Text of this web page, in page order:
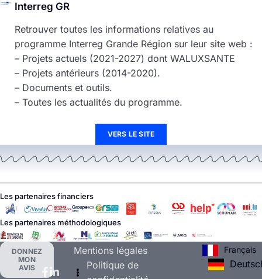
Interreg GR
Retrouver toutes les informations relatives au
programme Interreg Grande Région sur leur site web :
– Projets actuels (2021-2027) dont WALUXSANTE
– Projets antérieurs (2014-2020).
– Documents et outils.
– Toutes les actualités du programme.
VERS LE SITE
Les partenaires financiers
Les partenaires méthodologiques
DONNEZ
MON
AVIS
Mentions légales
Politique de
Français